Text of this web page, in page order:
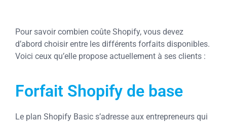
Pour savoir combien coûte Shopify, vous devez
d’abord choisir entre les différents forfaits disponibles.
Voici ceux qu’elle propose actuellement à ses clients :
Forfait Shopify de base
Le plan Shopify Basic s’adresse aux entrepreneurs qui